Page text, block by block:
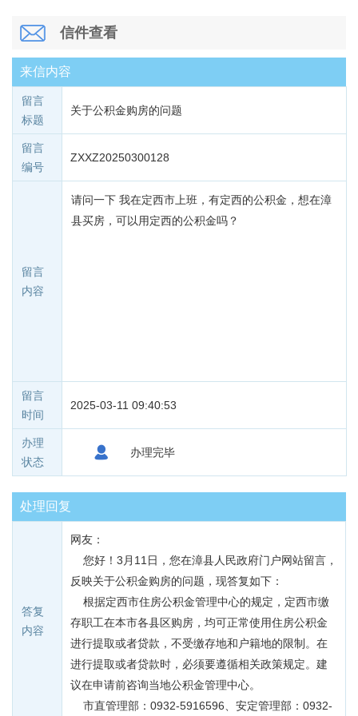
信件查看
来信内容
留言
标题
关于公积金购房的问题
留言
编号
ZXXZ20250300128
留言
内容
请问一下 我在定西市上班，有定西的公积金，想在漳
县买房，可以用定西的公积金吗？
留言
时间
2025-03-11 09:40:53
办理
状态
办理完毕
处理回复
答复
内容
网友：
反映关于公积金购房的问题，现答复如下：
存职工在本市各县区购房，均可正常使用住房公积金
进行提取或者贷款，不受缴存地和户籍地的限制。在
进行提取或者贷款时，必须要遵循相关政策规定。建
议在申请前咨询当地公积金管理中心。